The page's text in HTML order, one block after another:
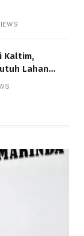
Kaltim,
Lahan